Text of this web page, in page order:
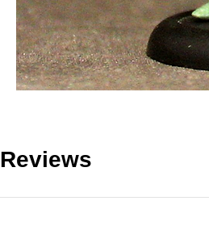
Reviews